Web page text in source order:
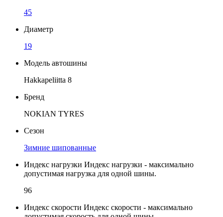
45
Диаметр
19
Модель автошины
Hakkapeliitta 8
Бренд
NOKIAN TYRES
Сезон
Зимние шипованные
Индекс нагрузки Индекс нагрузки - максимально
допустимая нагрузка для одной шины.
96
Индекс скорости Индекс скорости - максимально